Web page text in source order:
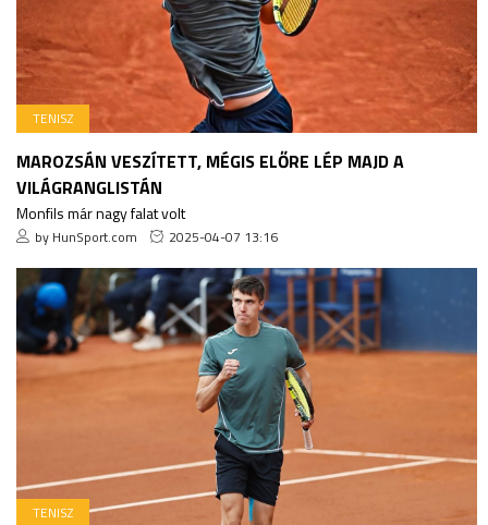
TENISZ
MAROZSÁN VESZÍTETT, MÉGIS ELŐRE LÉP MAJD A
VILÁGRANGLISTÁN
Monfils már nagy falat volt
by HunSport.com 2025-04-07 13:16
TENISZ